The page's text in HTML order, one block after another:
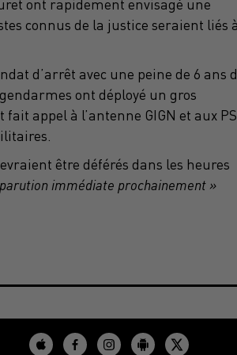
ont rapidement envisagé une
connus de la justice seraient liés à
d’arrêt avec une peine de 6 ans
ont déployé un gros
appel à l’antenne GIGN et aux
être déférés dans les heures
immédiate prochainement »